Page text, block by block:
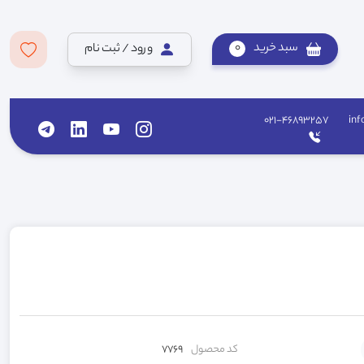
سبد خرید 0 ورود / ثبت نام
021-46893257
کد محصول 7769